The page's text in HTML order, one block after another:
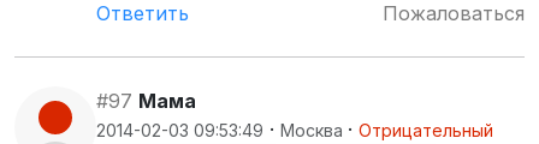
Ответить
Пожаловаться
#97 Мама
2014-02-03 09:53:49 · Москва · Отрицательный